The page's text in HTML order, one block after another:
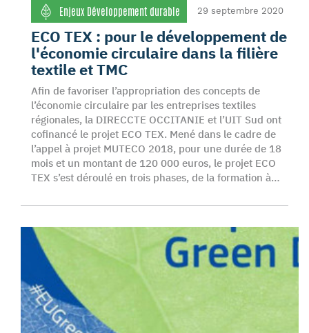
Enjeux Développement durable 29 septembre 2020
ECO TEX : pour le développement de
l'économie circulaire dans la filière
textile et TMC
Afin de favoriser l’appropriation des concepts de
l’économie circulaire par les entreprises textiles
régionales, la DIRECCTE OCCITANIE et l’UIT Sud ont
cofinancé le projet ECO TEX. Mené dans le cadre de
l’appel à projet MUTECO 2018, pour une durée de 18
mois et un montant de 120 000 euros, le projet ECO
TEX s’est déroulé en trois phases, de la formation à…